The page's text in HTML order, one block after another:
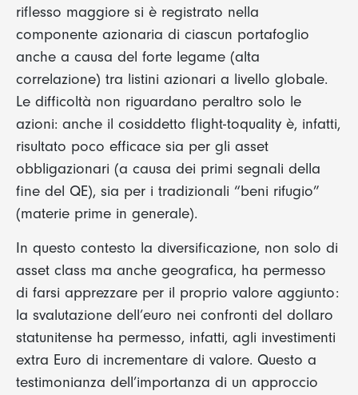
riflesso maggiore si è registrato nella
componente azionaria di ciascun portafoglio
anche a causa del forte legame (alta
correlazione) tra listini azionari a livello globale.
Le difficoltà non riguardano peraltro solo le
azioni: anche il cosiddetto flight-toquality è, infatti,
risultato poco efficace sia per gli asset
obbligazionari (a causa dei primi segnali della
fine del QE), sia per i tradizionali “beni rifugio”
(materie prime in generale).
In questo contesto la diversificazione, non solo di
asset class ma anche geografica, ha permesso
di farsi apprezzare per il proprio valore aggiunto:
la svalutazione dell’euro nei confronti del dollaro
statunitense ha permesso, infatti, agli investimenti
extra Euro di incrementare di valore. Questo a
testimonianza dell’importanza di un approccio